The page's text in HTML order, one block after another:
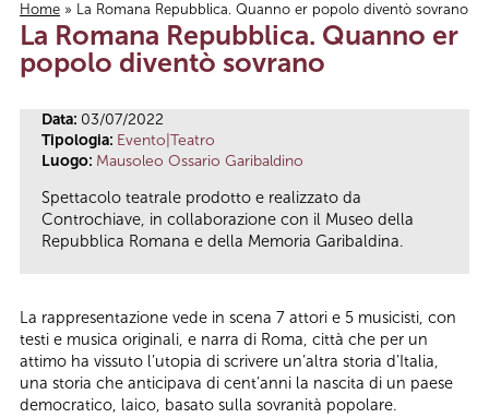
Tu sei qui
Home » La Romana Repubblica. Quanno er popolo diventò sovrano
La Romana Repubblica. Quanno er
popolo diventò sovrano
Data: 03/07/2022
Tipologia: Evento|Teatro
Luogo: Mausoleo Ossario Garibaldino
Spettacolo teatrale prodotto e realizzato da
Controchiave, in collaborazione con il Museo della
Repubblica Romana e della Memoria Garibaldina.
La rappresentazione vede in scena 7 attori e 5 musicisti, con
testi e musica originali, e narra di Roma, città che per un
attimo ha vissuto l’utopia di scrivere un’altra storia d’Italia,
una storia che anticipava di cent’anni la nascita di un paese
democratico, laico, basato sulla sovranità popolare.